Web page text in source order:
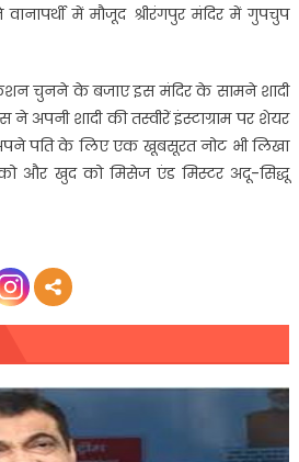
में मौजूद श्रीरंगपुर मंदिर में गुपचुप
चुनने के बजाए इस मंदिर के सामने शादी
अपनी शादी की तस्वीरें इंस्टाग्राम पर शेयर
पति के लिए एक खूबसूरत नोट भी लिखा
और खुद को मिसेज एंड मिस्टर अदू-सिद्धू